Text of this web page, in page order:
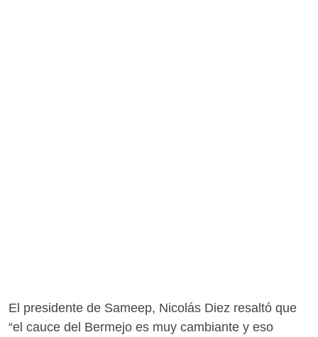
El presidente de Sameep, Nicolás Diez resaltó que
“el cauce del Bermejo es muy cambiante y eso